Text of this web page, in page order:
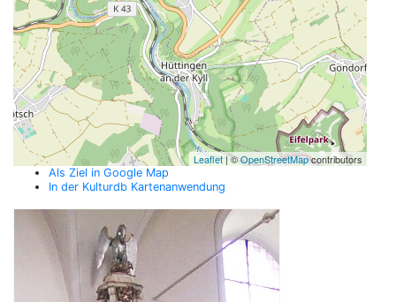
Leaflet| ©OpenStreetMapcontributors
Als Ziel in Google Map
In der Kulturdb Kartenanwendung